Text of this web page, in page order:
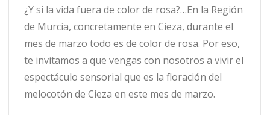
¿Y si la vida fuera de color de rosa?…En la Región
de Murcia, concretamente en Cieza, durante el
mes de marzo todo es de color de rosa. Por eso,
te invitamos a que vengas con nosotros a vivir el
espectáculo sensorial que es la floración del
melocotón de Cieza en este mes de marzo.